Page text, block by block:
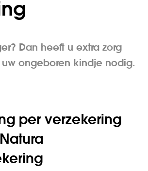
Dan heeft u extra zorg
ongeboren kindje nodig.
per verzekering